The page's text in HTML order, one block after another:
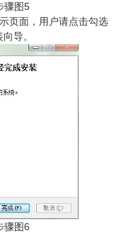
骤图5
页面，用户请点击勾选
导。
骤图6